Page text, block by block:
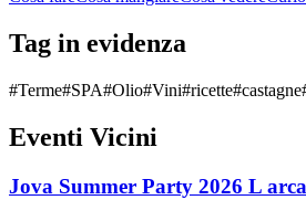
Tag in evidenza
#Terme#SPA#Olio#Vini#ricette#castagne
Eventi Vicini
Jova Summer Party 2026 L